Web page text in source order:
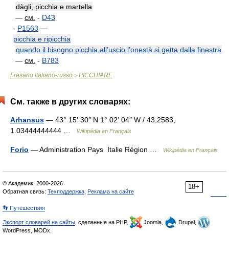
dàgli, picchia e martella
— см. - D43
- P1563 —
picchia e ripicchia
quando il bisogno picchia all'uscio l'onestà si getta dalla finestra
— см. - B783
Frasario italiano-russo > PICCHIARE
См. также в других словарях:
Arhansus — 43° 15′ 30″ N 1° 02′ 04″ W / 43.2583,
1.03444444444 …
Wikipédia en Français
Forio — Administration Pays Italie Région … Wikipédia en Français
18+
© Академик, 2000-2026
Обратная связь: Техподдержка Реклама на сайте
👣 Путешествия
Экспорт словарей на сайты , сделанные на PHP, Joomla,
Drupal,
WordPress, MODx.